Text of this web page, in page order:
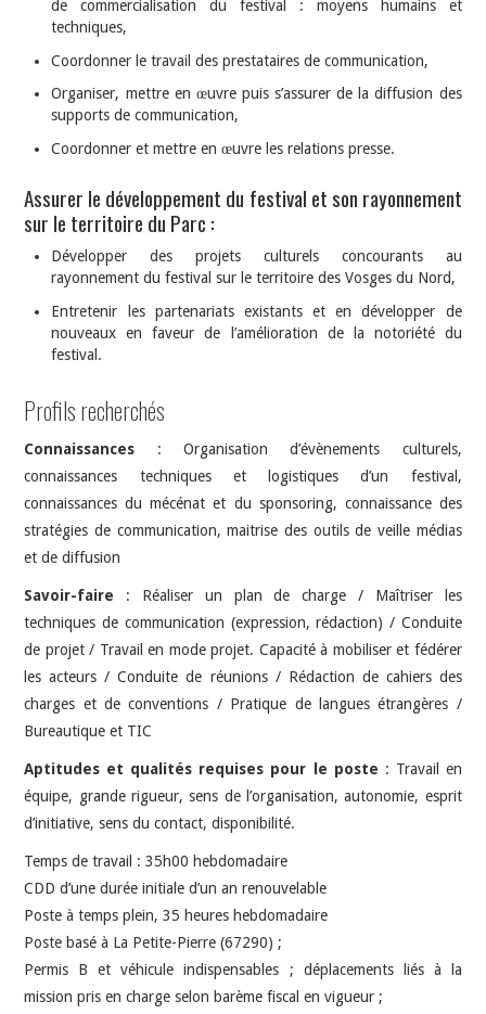
de commercialisation du festival : moyens humains et
techniques,
Coordonner le travail des prestataires de communication,
Organiser, mettre en œuvre puis s’assurer de la diffusion des
supports de communication,
Coordonner et mettre en œuvre les relations presse.
Assurer le développement du festival et son rayonnement
sur le territoire du Parc :
Développer des projets culturels concourants au
rayonnement du festival sur le territoire des Vosges du Nord,
Entretenir les partenariats existants et en développer de
nouveaux en faveur de l’amélioration de la notoriété du
festival.
Profils recherchés
Connaissances : Organisation d’évènements culturels,
connaissances techniques et logistiques d’un festival,
connaissances du mécénat et du sponsoring, connaissance des
stratégies de communication, maitrise des outils de veille médias
et de diffusion
Savoir-faire : Réaliser un plan de charge / Maîtriser les
techniques de communication (expression, rédaction) / Conduite
de projet / Travail en mode projet. Capacité à mobiliser et fédérer
les acteurs / Conduite de réunions / Rédaction de cahiers des
charges et de conventions / Pratique de langues étrangères /
Bureautique et TIC
Aptitudes et qualités requises pour le poste : Travail en
équipe, grande rigueur, sens de l’organisation, autonomie, esprit
d’initiative, sens du contact, disponibilité.
Temps de travail : 35h00 hebdomadaire
CDD d’une durée initiale d’un an renouvelable
Poste à temps plein, 35 heures hebdomadaire
Poste basé à La Petite-Pierre (67290) ;
Permis B et véhicule indispensables ; déplacements liés à la
mission pris en charge selon barème fiscal en vigueur ;